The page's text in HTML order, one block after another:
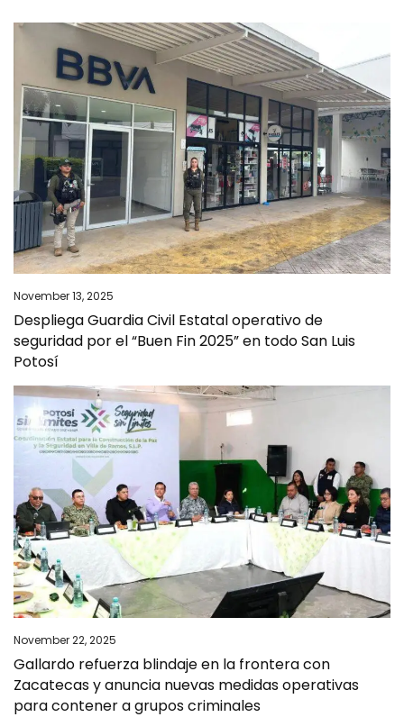
November 13, 2025
Despliega Guardia Civil Estatal operativo de
seguridad por el “Buen Fin 2025” en todo San Luis
Potosí
November 22, 2025
Gallardo refuerza blindaje en la frontera con
Zacatecas y anuncia nuevas medidas operativas
para contener a grupos criminales